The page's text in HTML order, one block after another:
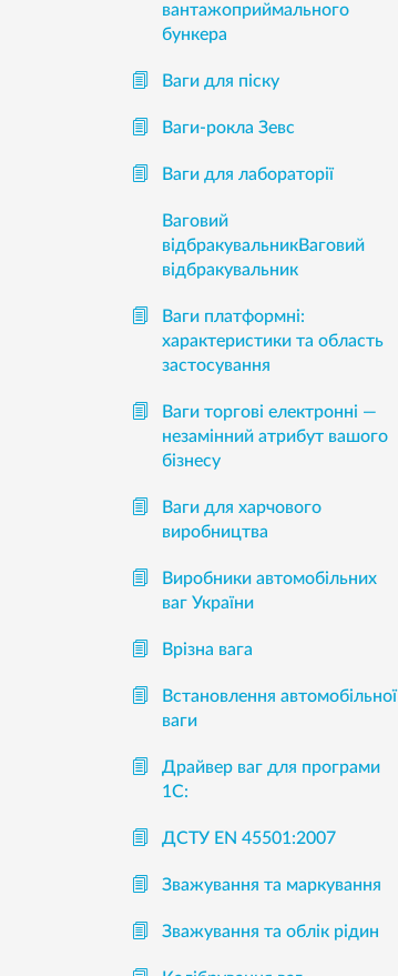
вантажоприймального
бункера
Ваги для піску
Ваги-рокла Зевс
Ваги для лабораторії
Ваговий
відбракувальникВаговий
відбракувальник
Ваги платформні:
характеристики та область
застосування
Ваги торгові електронні —
незамінний атрибут вашого
бізнесу
Ваги для харчового
виробництва
Виробники автомобільних
ваг України
Врізна вага
Встановлення автомобільної
ваги
Драйвер ваг для програми
1С:
ДСТУ EN 45501:2007
Зважування та маркування
Зважування та облік рідин